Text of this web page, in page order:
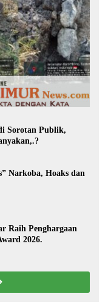
Sorotan Publik,
Narkoba, Hoaks dan
Raih Penghargaan
2026.